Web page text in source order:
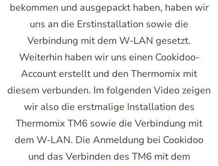
bekommen und ausgepackt haben, haben wir
uns an die Erstinstallation sowie die
Verbindung mit dem W-LAN gesetzt.
Weiterhin haben wir uns einen Cookidoo-
Account erstellt und den Thermomix mit
diesem verbunden. Im folgenden Video zeigen
wir also die erstmalige Installation des
Thermomix TM6 sowie die Verbindung mit
dem W-LAN. Die Anmeldung bei Cookidoo
und das Verbinden des TM6 mit dem